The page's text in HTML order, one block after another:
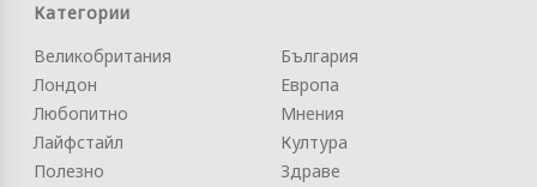
Категории
Великобритания
Лондон
Любопитно
Лайфстайл
Полезно
България
Европа
Мнения
Култура
Здраве